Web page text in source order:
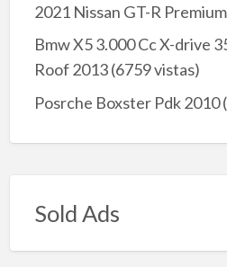
2021 Nissan GT-R
Bmw X5 3.000 Cc X-drive
Roof 2013(6759 vistas)
Posrche Boxster Pdk 2010
Sold Ads